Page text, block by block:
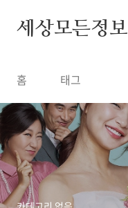
세상모든정보
홈 태그